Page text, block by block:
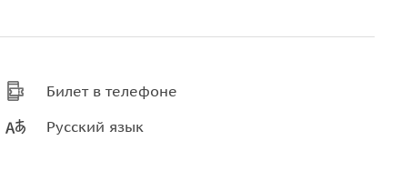
Билет в телефоне
Русский язык